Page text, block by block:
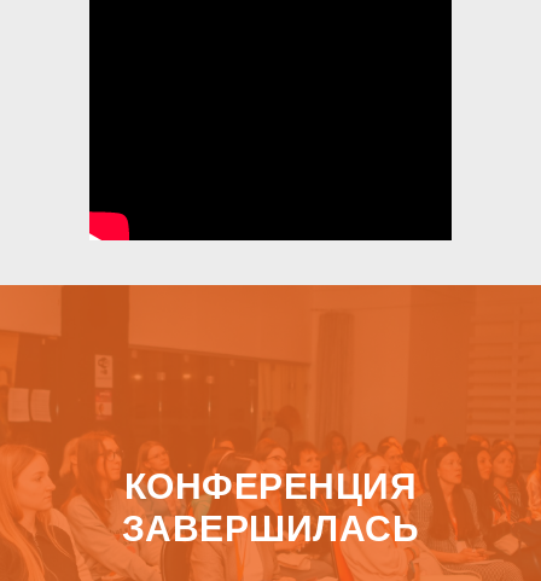
КОНФЕРЕНЦИЯ
ЗАВЕРШИЛАСЬ